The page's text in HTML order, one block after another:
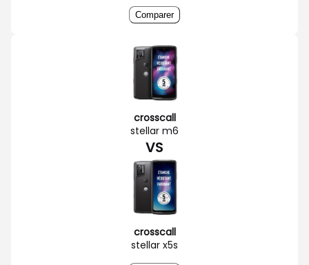
Comparer
crosscall
stellar m6
VS
crosscall
stellar x5s